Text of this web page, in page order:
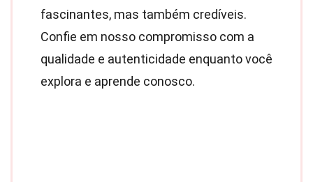
fascinantes, mas também credíveis.
Confie em nosso compromisso com a
qualidade e autenticidade enquanto você
explora e aprende conosco.